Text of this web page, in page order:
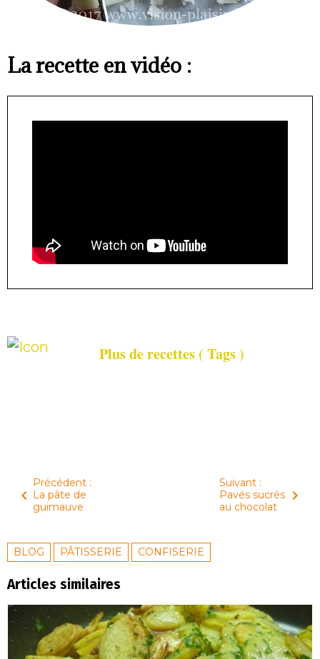
La recette en vidéo :
Plus de recettes ( Tags )
Précédent :
La pâte de
guimauve
Suivant :
Pavés sucrés
au chocolat
BLOG PÂTISSERIE CONFISERIE
Articles similaires